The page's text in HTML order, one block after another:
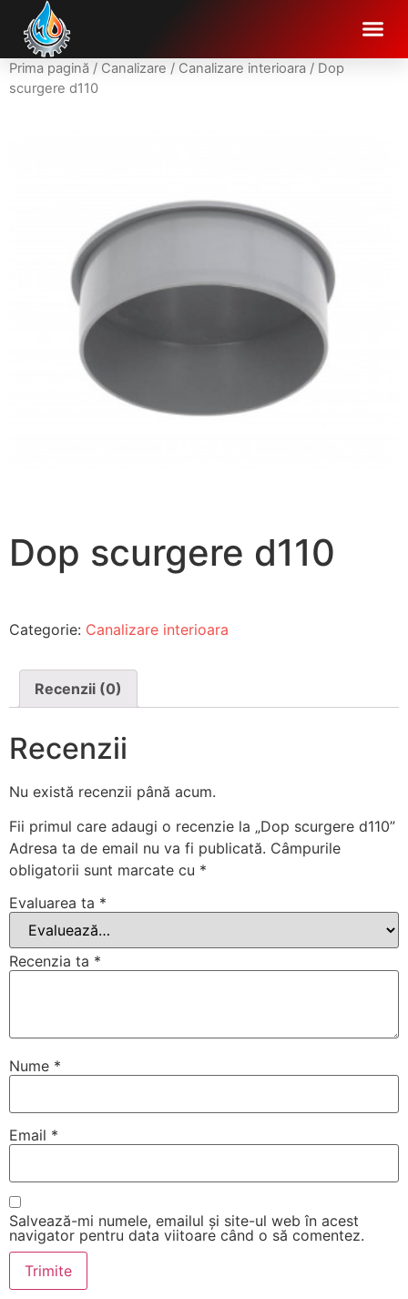
Prima pagină / Canalizare / Canalizare interioara / Dop
scurgere d110
Dop scurgere d110
Categorie: Canalizare interioara
Recenzii (0)
Recenzii
Nu există recenzii până acum.
Fii primul care adaugi o recenzie la „Dop scurgere d110”
Adresa ta de email nu va fi publicată. Câmpurile
obligatorii sunt marcate cu *
Evaluarea ta *
Recenzia ta *
Nume *
Email *
Salvează-mi numele, emailul și site-ul web în acest
navigator pentru data viitoare când o să comentez.